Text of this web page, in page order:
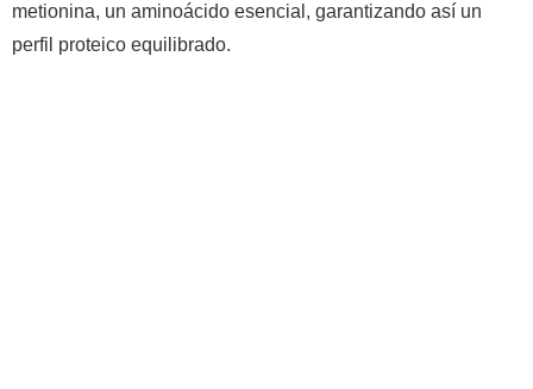
metionina, un aminoácido esencial, garantizando así un
perfil proteico equilibrado.